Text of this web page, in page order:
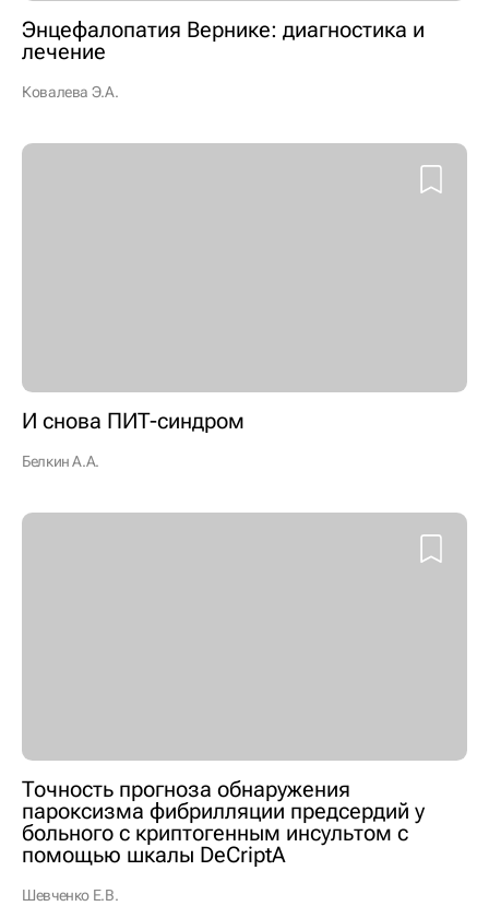
Энцефалопатия Вернике: диагностика и
лечение
Ковалева Э.А.
И снова ПИТ-синдром
Белкин А.А.
Точность прогноза обнаружения
пароксизма фибрилляции предсердий у
больного с криптогенным инсультом с
помощью шкалы DeCriptA
Шевченко Е.В.